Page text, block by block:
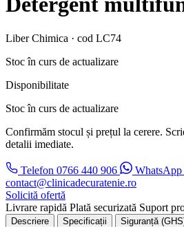
Liber Chimica · cod LC74
Stoc în curs de actualizare
Disponibilitate
Stoc în curs de actualizare
Confirmăm stocul și prețul la cerere.
detalii imediate.
Telefon 0766 440 906 WhatsApp
contact@clinicadecuratenie.ro
Solicită ofertă
Livrare rapidă Plată securizată Suport
Descriere Specificații Siguranță